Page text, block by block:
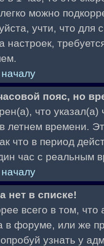
можно
учти, что для
настроек,
пояс, но
что
летнем времени.
что в период
час с реальным
нет в списке!
всего в том,
в форуме, или же
узнать у